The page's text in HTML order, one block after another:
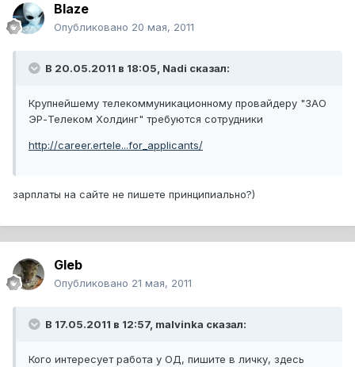
Blaze
Опубликовано 20 мая, 2011
В 20.05.2011 в 18:05, Nadi сказал:
Крупнейшему телекоммуникационному провайдеру "ЗАО
ЭР-Телеком Холдинг" требуются сотрудники
http://career.ertele...for_applicants/
зарплаты на сайте не пишете принципиально?)
Gleb
Опубликовано 21 мая, 2011
В 17.05.2011 в 12:57, malvinka сказал:
Кого интересует работа у ОД, пишите в личку, здесь